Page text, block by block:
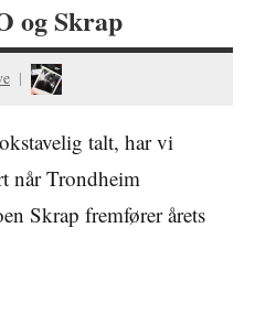
og Skrap
talt, har vi
når Trondheim
Skrap fremfører årets